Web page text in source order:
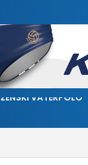
ŽENSKI VATERPOLO